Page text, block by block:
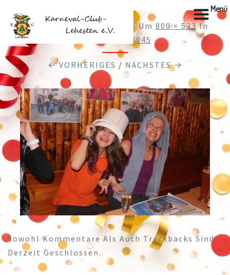
Veröffentlicht 28.12.2017Um 800 × 533In
Cache_62918945
← VORHERIGES / NÄCHSTES →
Sowohl Kommentare Als Auch Trackbacks Sind
Derzeit Geschlossen.
Menü